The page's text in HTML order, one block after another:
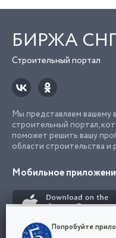
БИРЖА
Строительный портал
Мы представляем вашему
строительный портал,
поможет решить вашу
области строительства и
Мобильное
Конфиденциальность
Попробуйте